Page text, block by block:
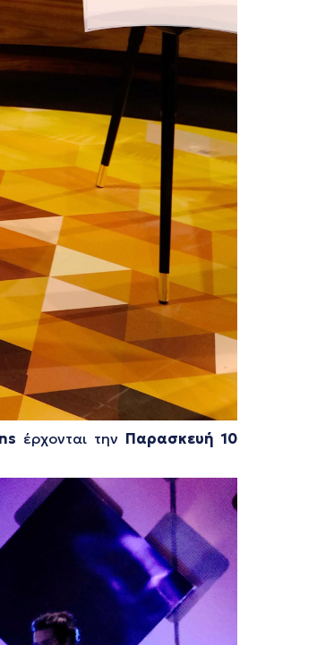
έρχονται την Παρασκευή 10